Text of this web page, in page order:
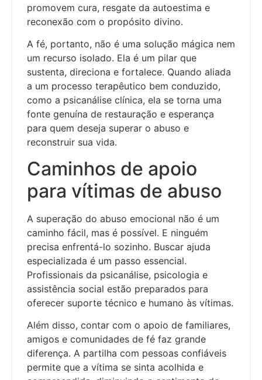
promovem cura, resgate da autoestima e
reconexão com o propósito divino.
A fé, portanto, não é uma solução mágica nem
um recurso isolado. Ela é um pilar que
sustenta, direciona e fortalece. Quando aliada
a um processo terapêutico bem conduzido,
como a psicanálise clínica, ela se torna uma
fonte genuína de restauração e esperança
para quem deseja superar o abuso e
reconstruir sua vida.
Caminhos de apoio
para vítimas de abuso
A superação do abuso emocional não é um
caminho fácil, mas é possível. E ninguém
precisa enfrentá-lo sozinho. Buscar ajuda
especializada é um passo essencial.
Profissionais da psicanálise, psicologia e
assistência social estão preparados para
oferecer suporte técnico e humano às vítimas.
Além disso, contar com o apoio de familiares,
amigos e comunidades de fé faz grande
diferença. A partilha com pessoas confiáveis
permite que a vítima se sinta acolhida e